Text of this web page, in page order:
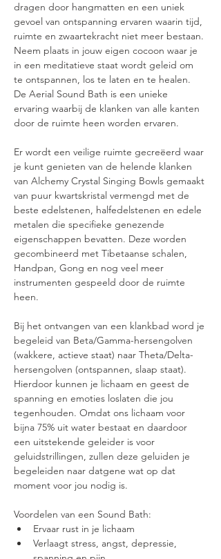
dragen door hangmatten en een uniek
gevoel van ontspanning ervaren waarin tijd,
ruimte en zwaartekracht niet meer bestaan.
Neem plaats in jouw eigen cocoon waar je
in een meditatieve staat wordt geleid om
te ontspannen, los te laten en te healen.
De Aerial Sound Bath is een unieke
ervaring waarbij de klanken van alle kanten
door de ruimte heen worden ervaren.
Er wordt een veilige ruimte gecreëerd waar
je kunt genieten van de helende klanken
van Alchemy Crystal Singing Bowls gemaakt
van puur kwartskristal vermengd met de
beste edelstenen, halfedelstenen en edele
metalen die specifieke genezende
eigenschappen bevatten. Deze worden
gecombineerd met Tibetaanse schalen,
Handpan, Gong en nog veel meer
instrumenten gespeeld door de ruimte
heen.
Bij het ontvangen van een klankbad word je
begeleid van Beta/Gamma-hersengolven
(wakkere, actieve staat) naar Theta/Delta-
hersengolven (ontspannen, slaap staat).
Hierdoor kunnen je lichaam en geest de
spanning en emoties loslaten die jou
tegenhouden. Omdat ons lichaam voor
bijna 75% uit water bestaat en daardoor
een uitstekende geleider is voor
geluidstrillingen, zullen deze geluiden je
begeleiden naar datgene wat op dat
moment voor jou nodig is.
Voordelen van een Sound Bath:
Ervaar rust in je lichaam
Verlaagt stress, angst, depressie,